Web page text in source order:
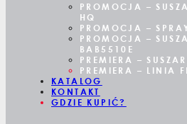
PROMOCJA –
HQ
PROMOCJA –
PROMOCJA –
BAB5510E
PREMIERA –
PREMIERA – LINIA
KATALOG
KONTAKT
GDZIE KUPIĆ?